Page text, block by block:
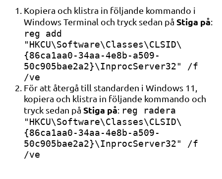
Kopiera och klistra in följande kommando i
Windows Terminal och tryck sedan på Stiga på:
reg add
"HKCU\Software\Classes\CLSID\
{86ca1aa0-34aa-4e8b-a509-
50c905bae2a2}\InprocServer32" /f
/ve
För att återgå till standarden i Windows 11,
kopiera och klistra in följande kommando och
tryck sedan på Stiga på: reg radera
"HKCU\Software\Classes\CLSID\
{86ca1aa0-34aa-4e8b-a509-
50c905bae2a2}\InprocServer32" /f
/ve